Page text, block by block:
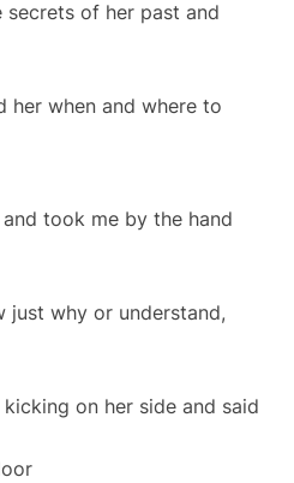
secrets of her past and
when and where to
took me by the hand
just why or understand,
on her side and said